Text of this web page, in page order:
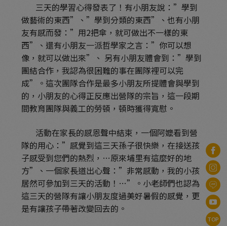
三天的學習心得發表了！有小朋友說：”學到
做藝術的東西”、”學到分類的東西”、也有小朋
友有感而發：”用2把傘，就可做出不一樣的東
西”、還有小朋友一派哲學家之言：”你可以想
像，就可以做出來”、 另有小朋友體會到：”學到
團結合作，我認為很困難的事在團隊裡可以完
成”。這次團隊合作是最多小朋友所提體會與學到
的，小朋友的心得正反應出營隊的宗旨，這一段期
間教育團隊與義工的勞頓，頓時獲得寬慰。
活動在家長的感恩聲中結束，一個阿嬤看到營
隊的用心：”感覺到這三天孫子很快樂，在接送孩
子感受到您們的熱烈，…原來埔里有這麼好的地
方”、一個家長道出心聲：”非常感動，我的小孩
居然可參加到三天的活動！…”。小老師們也認為
這三天的營隊有讓小朋友度過美好暑假的感覺，更
是有讓孩子帶著改變回去的。
TOP